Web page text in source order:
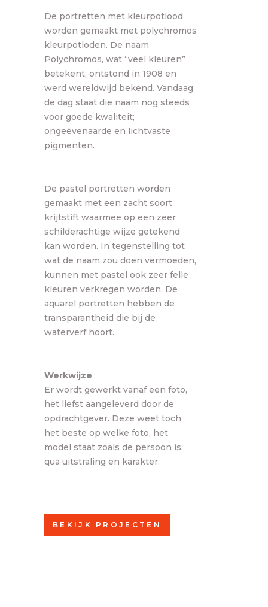
De portretten met kleurpotlood
worden gemaakt met polychromos
kleurpotloden. De naam
Polychromos, wat “veel kleuren”
betekent, ontstond in 1908 en
werd wereldwijd bekend. Vandaag
de dag staat die naam nog steeds
voor goede kwaliteit;
ongeëvenaarde en lichtvaste
pigmenten.
De pastel portretten worden
gemaakt met een zacht soort
krijtstift waarmee op een zeer
schilderachtige wijze getekend
kan worden. In tegenstelling tot
wat de naam zou doen vermoeden,
kunnen met pastel ook zeer felle
kleuren verkregen worden. De
aquarel portretten hebben de
transparantheid die bij de
waterverf hoort.
Werkwijze
Er wordt gewerkt vanaf een foto,
het liefst aangeleverd door de
opdrachtgever. Deze weet toch
het beste op welke foto, het
model staat zoals de persoon is,
qua uitstraling en karakter.
BEKIJK PROJECTEN